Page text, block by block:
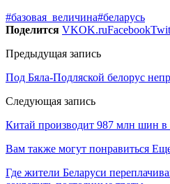
#базовая_величина#беларусь
Поделится VKOK.ruFacebook
Предыдущая запись
Под Бяла-Подляской белорус
Следующая запись
Китай производит 987 млн шин в
Вам также могут понравиться
Где жители Беларуси